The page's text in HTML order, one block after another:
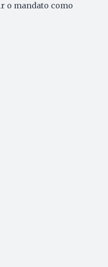
o mandato como